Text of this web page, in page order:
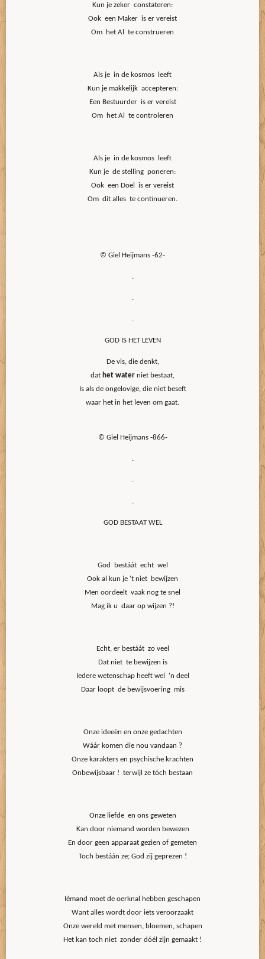
Kun je zeker constateren:
Ook een Maker is er vereist
Om het Al te construeren
Als je in de kosmos leeft
Kun je makkelijk accepteren:
Een Bestuurder is er vereist
Om het Al te controleren
Als je in de kosmos leeft
Kun je de stelling poneren:
Ook een Doel is er vereist
Om dit alles te continueren.
© Giel Heijmans -62-
.
.
.
GOD IS HET LEVEN
De vis, die denkt,
dat het water niet bestaat,
Is als de ongelovige, die niet beseft
waar het in het leven om gaat.
© Giel Heijmans -866-
.
.
.
GOD BESTAAT WEL
God bestáát echt wel
Ook al kun je 't niet bewijzen
Men oordeelt vaak nog te snel
Mag ik u daar op wijzen ?!
Echt, er bestáát zo veel
Dat niet te bewijzen is
Iedere wetenschap heeft wel ‘n deel
Daar loopt de bewijsvoering mis
Onze ideeën en onze gedachten
Wáár komen die nou vandaan ?
Onze karakters en psychische krachten
Onbewijsbaar ! terwijl ze tóch bestaan
Onze liefde en ons geweten
Kan door niemand worden bewezen
En door geen apparaat gezien of gemeten
Toch bestáán ze; God zij geprezen !
Iémand moet de oerknal hebben geschapen
Want alles wordt door iets veroorzaakt
Onze wereld met mensen, bloemen, schapen
Het kan toch niet zonder dóél zijn gemaakt !